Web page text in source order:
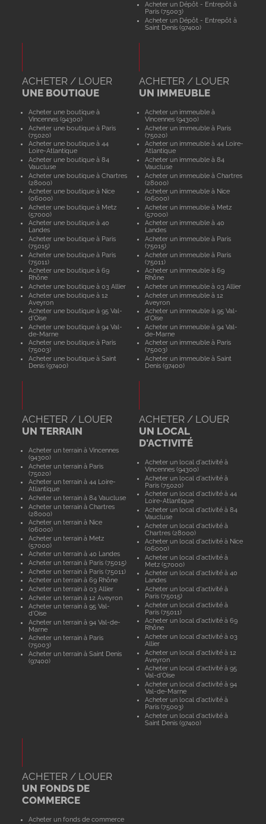
Acheter un Dépôt - Entrepôt à
Paris (75003)
Acheter un Dépôt - Entrepôt à
Saint Denis (97400)
ACHETER / LOUER
UNE BOUTIQUE
Acheter une boutique à
Vincennes (94300)
Acheter une boutique à Paris
(75020)
Acheter une boutique à 44
Loire-Atlantique
Acheter une boutique à 84
Vaucluse
Acheter une boutique à Chartres
(28000)
Acheter une boutique à Nice
(06000)
Acheter une boutique à Metz
(57000)
Acheter une boutique à 40
Landes
Acheter une boutique à Paris
(75015)
Acheter une boutique à Paris
(75011)
Acheter une boutique à 69
Rhône
Acheter une boutique à 03 Allier
Acheter une boutique à 12
Aveyron
Acheter une boutique à 95 Val-
d'Oise
Acheter une boutique à 94 Val-
de-Marne
Acheter une boutique à Paris
(75003)
Acheter une boutique à Saint
Denis (97400)
ACHETER / LOUER
UN IMMEUBLE
Acheter un immeuble à
Vincennes (94300)
Acheter un immeuble à Paris
(75020)
Acheter un immeuble à 44 Loire-
Atlantique
Acheter un immeuble à 84
Vaucluse
Acheter un immeuble à Chartres
(28000)
Acheter un immeuble à Nice
(06000)
Acheter un immeuble à Metz
(57000)
Acheter un immeuble à 40
Landes
Acheter un immeuble à Paris
(75015)
Acheter un immeuble à Paris
(75011)
Acheter un immeuble à 69
Rhône
Acheter un immeuble à 03 Allier
Acheter un immeuble à 12
Aveyron
Acheter un immeuble à 95 Val-
d'Oise
Acheter un immeuble à 94 Val-
de-Marne
Acheter un immeuble à Paris
(75003)
Acheter un immeuble à Saint
Denis (97400)
ACHETER / LOUER
UN TERRAIN
Acheter un terrain à Vincennes
(94300)
Acheter un terrain à Paris
(75020)
Acheter un terrain à 44 Loire-
Atlantique
Acheter un terrain à 84 Vaucluse
Acheter un terrain à Chartres
(28000)
Acheter un terrain à Nice
(06000)
Acheter un terrain à Metz
(57000)
Acheter un terrain à 40 Landes
Acheter un terrain à Paris (75015)
Acheter un terrain à Paris (75011)
Acheter un terrain à 69 Rhône
Acheter un terrain à 03 Allier
Acheter un terrain à 12 Aveyron
Acheter un terrain à 95 Val-
d'Oise
Acheter un terrain à 94 Val-de-
Marne
Acheter un terrain à Paris
(75003)
Acheter un terrain à Saint Denis
(97400)
ACHETER / LOUER
UN LOCAL
D'ACTIVITÉ
Acheter un local d'activité à
Vincennes (94300)
Acheter un local d'activité à
Paris (75020)
Acheter un local d'activité à 44
Loire-Atlantique
Acheter un local d'activité à 84
Vaucluse
Acheter un local d'activité à
Chartres (28000)
Acheter un local d'activité à Nice
(06000)
Acheter un local d'activité à
Metz (57000)
Acheter un local d'activité à 40
Landes
Acheter un local d'activité à
Paris (75015)
Acheter un local d'activité à
Paris (75011)
Acheter un local d'activité à 69
Rhône
Acheter un local d'activité à 03
Allier
Acheter un local d'activité à 12
Aveyron
Acheter un local d'activité à 95
Val-d'Oise
Acheter un local d'activité à 94
Val-de-Marne
Acheter un local d'activité à
Paris (75003)
Acheter un local d'activité à
Saint Denis (97400)
ACHETER / LOUER
UN FONDS DE
COMMERCE
Acheter un fonds de commerce